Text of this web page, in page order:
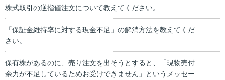
株式取引の逆指値注文について教えてください。
「保証金維持率に対する現金不足」の解消方法を教えてくだ
さい。
保有株があるのに、売り注文を出そうとすると、「現物売付
余力が不足しているためお受けできません」というメッセー